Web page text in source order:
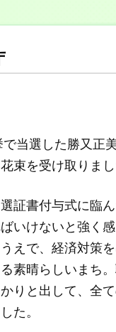
当選した勝又正
束を受け取りまし
証書付与式に臨
いけないと強く
えで、経済対策
素晴らしいまち
りと出して、全
た。